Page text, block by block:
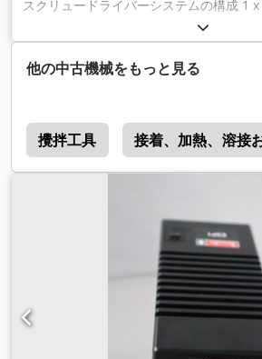
スクリュードライバーシステムの構成 1
御アングルドライバー Desoutter ERA40J
6151650800 トルクの範囲: 8 から 40
900分-1 長さ：458mm 重量：2.1kg 1 x
角度ドライバー Desoutter ERA60J アー
トルクの範囲。15～60Nm 出力。3/8 "
469mm 重量：2.2kg 1 x スクリューコ
MODCVI-2 (= TWINCVI-2のラック版) ト
6159325210 ケーブル上のネジ: 2 チャン
ル数: 250 スクリューサイクルの位相数
99 ねじ切りビン。 モーメント＋角度＋
（バーコード）：11600まで ネジ：6本
御によるトルク制御 Crjdpfx
回転角度制御 ドレモメント/ドレシュウィ
ス 回転角度と勾配制御によるトルク制御
よる回転角度制御 ストレッチコントロー
置 摩擦トルク試験 電気の互換性 ハンド
ケーブル2本（長さ5m アート番号：
ケーブルの長さ 5 m アート番号：
他の中古機械をもっと見る
攪拌工具 接着、加熱、溶接